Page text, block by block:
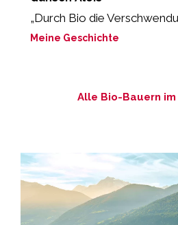
„Durch Bio die
Meine Geschichte
Alle Bio-Bauern